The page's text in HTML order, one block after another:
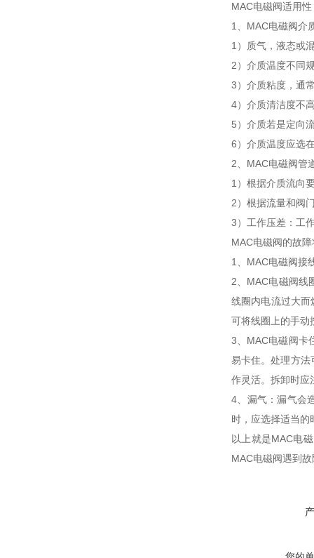
MAC电磁阀适用性
1、MAC电磁阀介
1）质气，液态或
2）介质温度不同
3）介质粘度，通
4）介质清洁度不
5）介质若是定向
6）介质温度应选
2、MAC电磁阀管
1）根据介质流向
2）根据流量和阀
3）工作压差：工
MAC电磁阀的故
1、MAC电磁阀接
2、MAC电磁阀线
线圈内电流过大
可将线圈上的手动
3、MAC电磁阀卡
易卡住。处理方法
作灵活。拆卸时应
4、漏气：漏气会
时，应选择适当的
以上就是MAC电
MAC电磁阀遇到